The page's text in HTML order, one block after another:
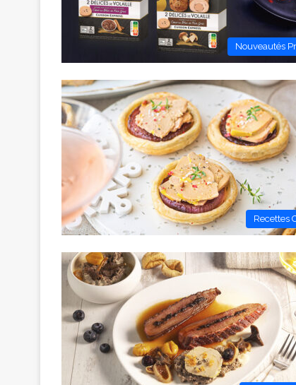
Nouveautés
Recettes